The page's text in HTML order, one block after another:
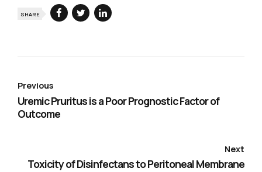
SHARE
Previous
Uremic Pruritus is a Poor Prognostic Factor of
Outcome
Next
Toxicity of Disinfectans to Peritoneal Membrane